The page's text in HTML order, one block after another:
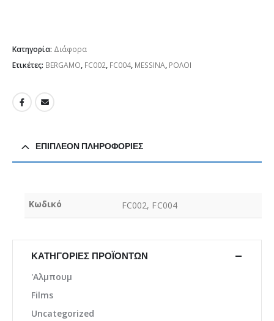
Κατηγορία: Διάφορα
Ετικέτες: BERGAMO, FC002, FC004, MESSINA, ΡΟΛΟΙ
ΕΠΙΠΛΈΟΝ ΠΛΗΡΟΦΟΡΊΕΣ
Κωδικό FC002, FC004
ΚΑΤΗΓΟΡΊΕΣ ΠΡΟΪΌΝΤΩΝ
'Αλμπουμ
Films
Uncategorized